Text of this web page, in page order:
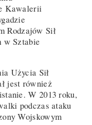
Kawalerii
Rodzajów Sił
w Sztabie
Użycia Sił
jest również
W 2013 roku,
podczas ataku
Wojskowym